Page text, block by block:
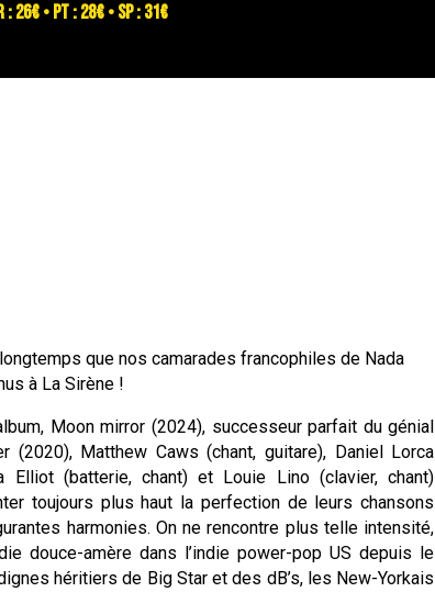
: 26€ • PT : 28€ • SP : 31€
que nos camarades francophiles de Nada
à La Sirène !
Moon mirror (2024), successeur parfait du génial
(2020), Matthew Caws (chant, guitare), Daniel Lorca
Elliot (batterie, chant) et Louie Lino (clavier, chant)
toujours plus haut la perfection de leurs chansons
harmonies. On ne rencontre plus telle intensité,
douce-amère dans l’indie power-pop US depuis le
héritiers de Big Star et des dB’s, les New-Yorkais